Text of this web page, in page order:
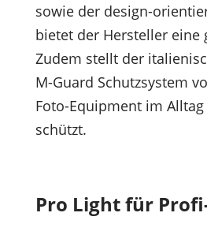
sowie der design-
bietet der Hersteller eine
Zudem stellt der
M-Guard Schutzsystem
Foto-Equipment im
schützt.
Pro Light für